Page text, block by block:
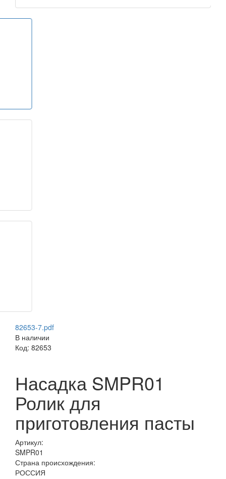
82653-7.pdf
В наличии
Код: 82653
Насадка SMPR01
Ролик для
приготовления пасты
Артикул:
SMPR01
Страна происхождения:
РОССИЯ